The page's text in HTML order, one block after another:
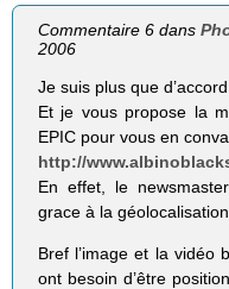
Commentaire 6 dans
2006
Je suis plus que d’accord.
Et je vous propose la
EPIC pour vous en
http://
En effet, le
grace à la
Bref l’image et la vidéo
ont besoin d’être